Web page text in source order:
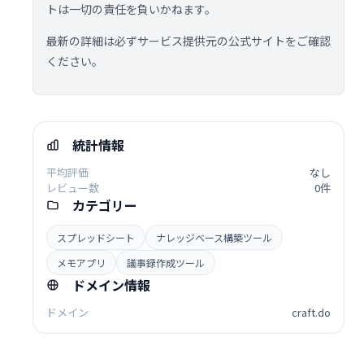
トは一切の責任を負いかねます。
最新の詳細は必ずサービス提供元の公式サイトをご確認
ください。
統計情報
平均評価
なし
レビュー数
0件
カテゴリー
スプレッドシート
ナレッジベース構築ツール
メモアプリ
議事録作成ツール
ドメイン情報
ドメイン craft.do